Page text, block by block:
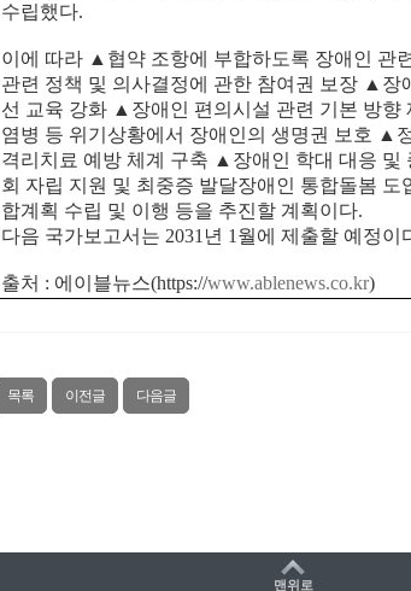
수립했다.
이에 따라 ▲ 협약 조항에 부합하도록 장애인 관
관련 정책 및 의사결정에 관한 참여권 보장 ▲ 장
선 교육 강화 ▲ 장애인 편의시설 관련 기본 방향
염병 등 위기상황에서 장애인의 생명권 보호 ▲
격리치료 예방 체계 구축 ▲ 장애인 학대 대응 및
회 자립 지원 및 최중증 발달장애인 통합돌봄 도
합계획 수립 및 이행 등을 추진할 계획이다.
다음 국가보고서는 2031 년 1 월에 제출할 예정이
출처 : 에이블뉴스(https://www.ablenews.co.kr)
목록 이전글 다음글
맨위로